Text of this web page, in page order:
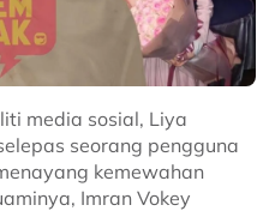
media sosial, Liya
seorang pengguna
kemewahan
Imran Vokey